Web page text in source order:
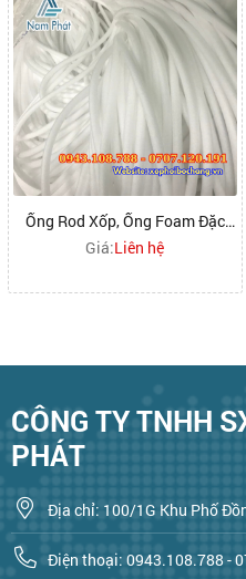
Ống Rod Xốp, Ống Foam Đặc
Ruột
Giá:Liên hệ
CÔNG TY TNHH
PHÁT
Địa chỉ: 100/1G Khu Phố
Điện thoại: 0943.108.788 -